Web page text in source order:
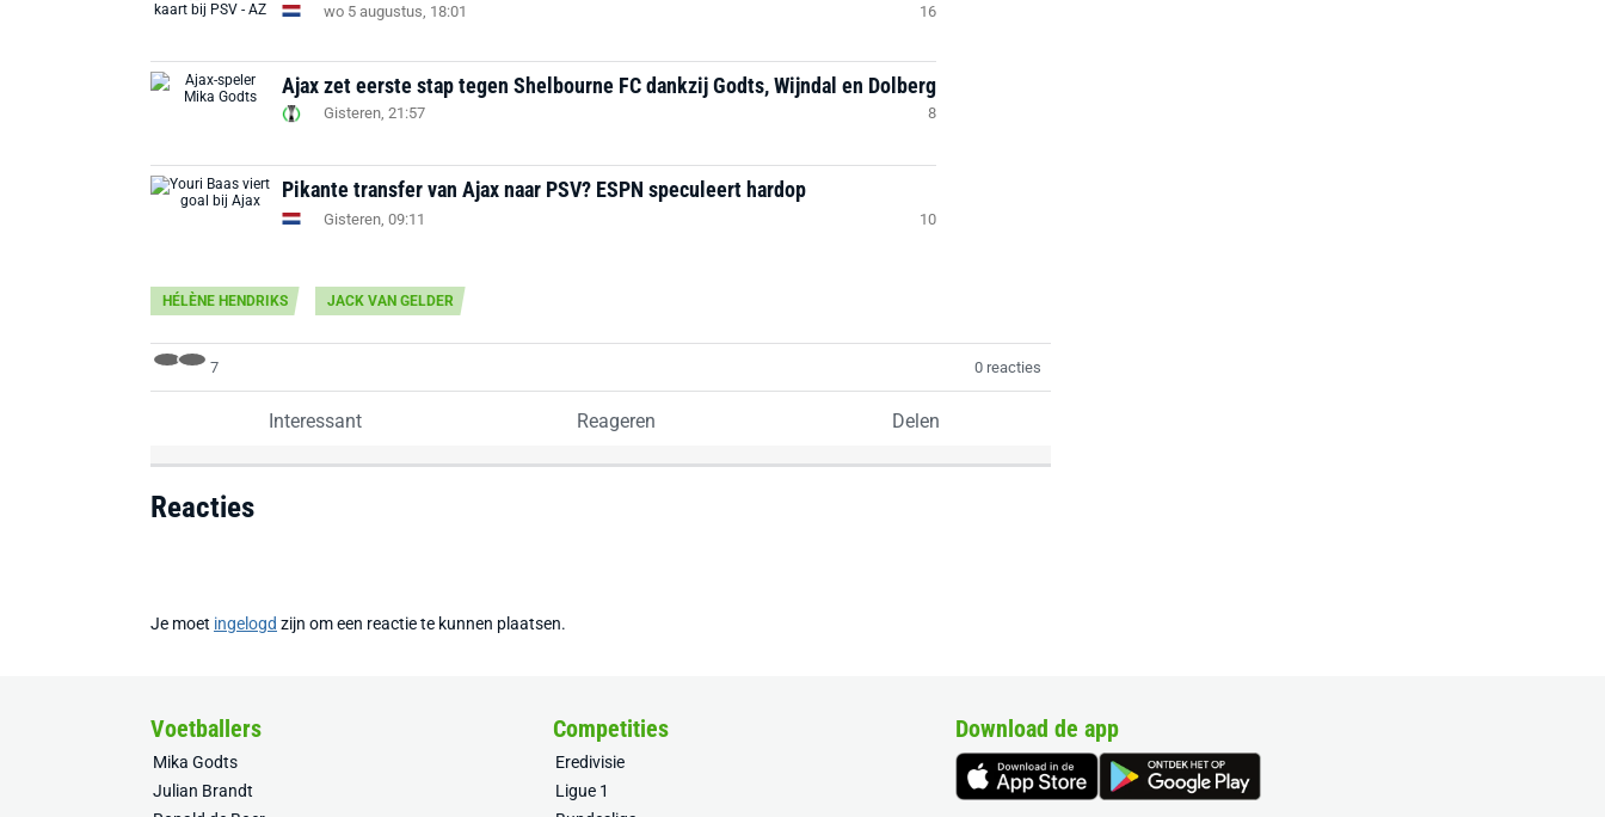
wo 5 augustus, 18:01 16
Ajax zet eerste stap tegen Shelbourne FC dankzij Godts, Wijndal en Dolberg
Gisteren, 21:57 8
Pikante transfer van Ajax naar PSV? ESPN speculeert hardop
Gisteren, 09:11 10
HÉLÈNE HENDRIKS JACK VAN GELDER
7 0 reacties
Interessant Reageren Delen
Reacties
Je moet ingelogd zijn om een reactie te kunnen plaatsen.
Voetballers
Mika Godts
Julian Brandt
Competities
Eredivisie
Ligue 1
Download de app